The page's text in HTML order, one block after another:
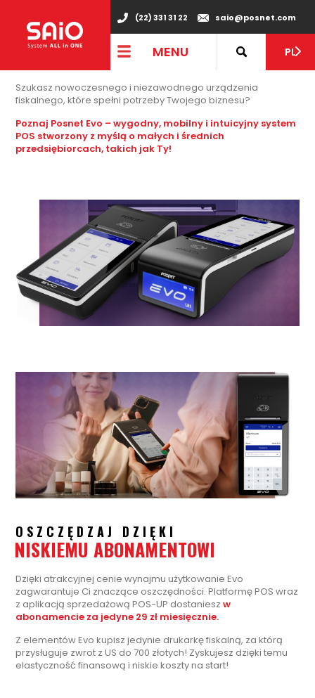
(22) 331 31 22 saio@posnet.com
MENU PL
LICZY SIĘ
TWÓJ BIZNES
Szukasz nowoczesnego i niezawodnego urządzenia
fiskalnego, które spełni potrzeby Twojego biznesu?
Poznaj Posnet Evo – wygodny, mobilny i intuicyjny system
POS stworzony z myślą o małych i średnich
przedsiębiorcach, takich jak Ty!
OSZCZĘDZAJ DZIĘKI
NISKIEMU ABONAMENTOWI
Dzięki atrakcyjnej cenie wynajmu użytkowanie Evo
zagwarantuje Ci znaczące oszczędności. Platformę POS wraz
z aplikacją sprzedażową POS-UP dostanieszw
abonamencie za jedyne 29 zł miesięcznie.
Z elementów Evo kupisz jedynie drukarkę fiskalną, za którą
przysługuje zwrot z US do 700 złotych! Zyskujesz dzięki temu
elastyczność finansową i niskie koszty na start!